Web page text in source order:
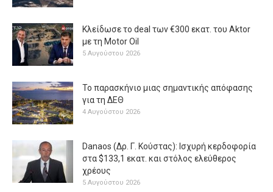
Κλείδωσε το deal των €300 εκατ. του Aktor
με τη Μotor Oil
5 Αυγούστου 2026
Το παρασκήνιο μιας σημαντικής απόφασης
για τη ΔΕΘ
4 Αυγούστου 2026
Danaos (Δρ. Γ. Κούστας): Ισχυρή κερδοφορία
στα $133,1 εκατ. και στόλος ελεύθερος
χρέους
5 Αυγούστου 2026